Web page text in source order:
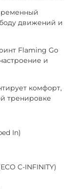
движений и
Flaming Go
и
комфорт,
тренировке
In)
C-INFINITY)